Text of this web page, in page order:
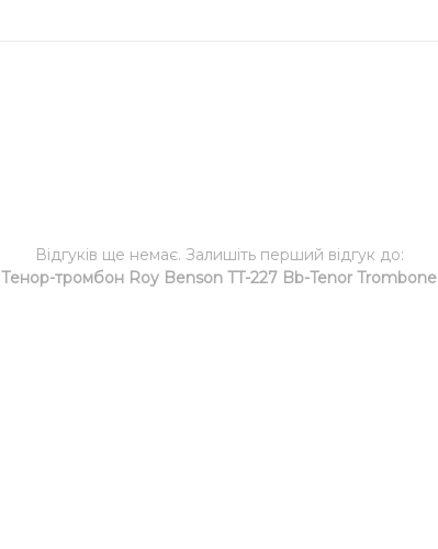
Відгуків ще немає. Залишіть перший відгук до:
Тенор-тромбон Roy Benson TT-227 Bb-Tenor Trombone